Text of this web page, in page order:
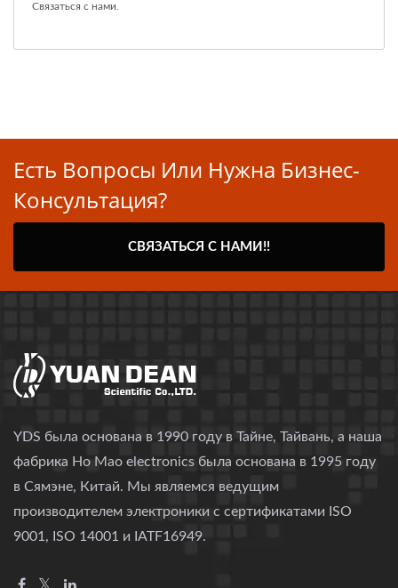
Связаться с нами
Есть Вопросы Или Нужна Бизнес-
Консультация?
СВЯЗАТЬСЯ С НАМИ!!
YDS была основана в 1990 году в Тайне, Тайвань, а наша
фабрика Ho Mao electronics была основана в 1995 году
в Сямэне, Китай. Мы являемся ведущим
производителем электроники с сертификатами ISO
9001, ISO 14001 и IATF16949.